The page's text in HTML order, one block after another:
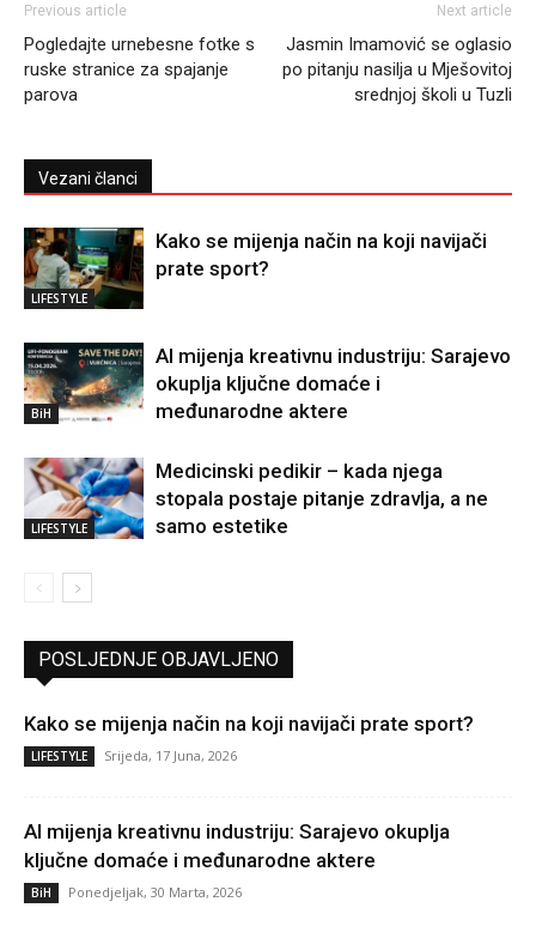
Previous article
Pogledajte urnebesne fotke s
ruske stranice za spajanje
parova
Next article
Jasmin Imamović se oglasio
po pitanju nasilja u Mješovitoj
srednjoj školi u Tuzli
Vezani članci
LIFESTYLE
Kako se mijenja način na koji navijači
prate sport?
BiH
AI mijenja kreativnu industriju: Sarajevo
okuplja ključne domaće i
međunarodne aktere
LIFESTYLE
Medicinski pedikir – kada njega
stopala postaje pitanje zdravlja, a ne
samo estetike
POSLJEDNJE OBJAVLJENO
Kako se mijenja način na koji navijači prate sport?
LIFESTYLE Srijeda, 17 Juna, 2026
AI mijenja kreativnu industriju: Sarajevo okuplja
ključne domaće i međunarodne aktere
BiH Ponedjeljak, 30 Marta, 2026